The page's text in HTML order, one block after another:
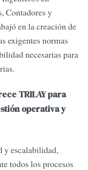
Contadores y
en la creación de
exigentes normas
necesarias para
TRILAY para
operativa y
y escalabilidad,
todos los procesos